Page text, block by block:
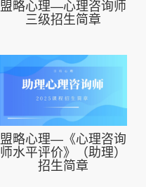
盟略心理—心理咨询师
三级招生简章
盟略心理—《心理咨询
师水平评价》（助理）
招生简章